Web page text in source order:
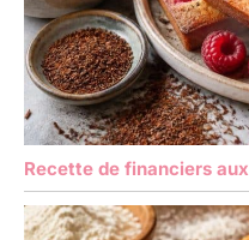
Recette de financiers